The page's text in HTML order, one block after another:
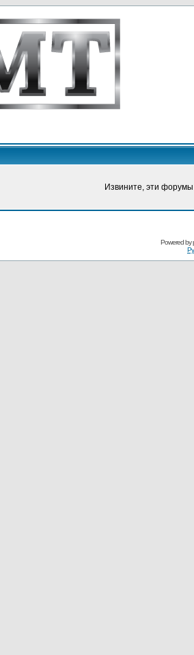
Извините, эти
Powered by